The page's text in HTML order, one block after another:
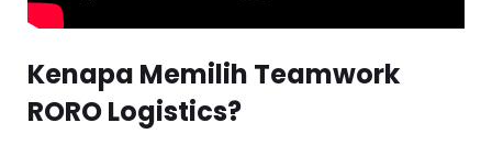
Kenapa Memilih Teamwork
RORO Logistics?